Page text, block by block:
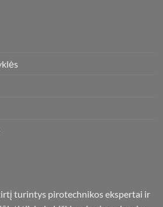
turintys pirotechnikos ekspertai ir